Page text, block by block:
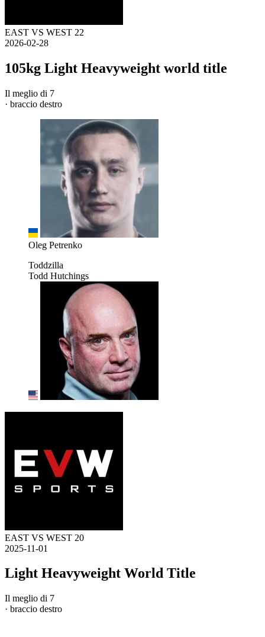
EAST VS WEST 22
2026-02-28
105kg Light Heavyweight world title
Il meglio di 7
· braccio destro
Oleg Petrenko
Toddzilla
Todd Hutchings
EAST VS WEST 20
2025-11-01
Light Heavyweight World Title
Il meglio di 7
· braccio destro